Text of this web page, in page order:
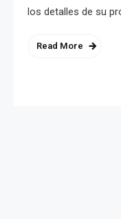
los detalles de su
Read More